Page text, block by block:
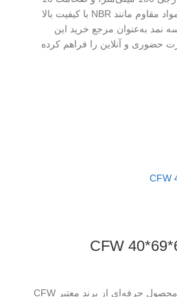
میلی‌متر طراحی شده و از مواد مقاوم مانند NBR با کیفیت بالا
نمد به‌عنوان مرجع خرید این
حضوری و آنلاین را فراهم کرده
کاسه نمد CFW 40696 یک محصول حرفه‌ای از برند معتبر CFW